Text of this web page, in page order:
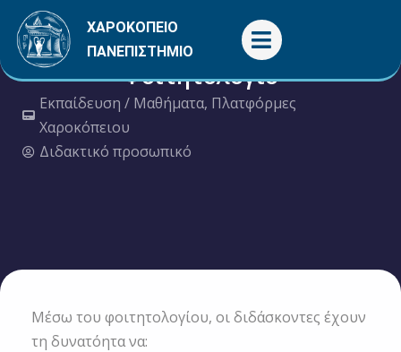
Μετάβαση
στο
περιεχόμενο
ΧΑΡΟΚΟΠΕΙΟ
ΠΑΝΕΠΙΣΤΗΜΙΟ
Φοιτητολόγιο
Εκπαίδευση / Μαθήματα, Πλατφόρμες
Χαροκόπειου
Διδακτικό προσωπικό
Μέσω του φοιτητολογίου, οι διδάσκοντες έχουν
τη δυνατόητα να: